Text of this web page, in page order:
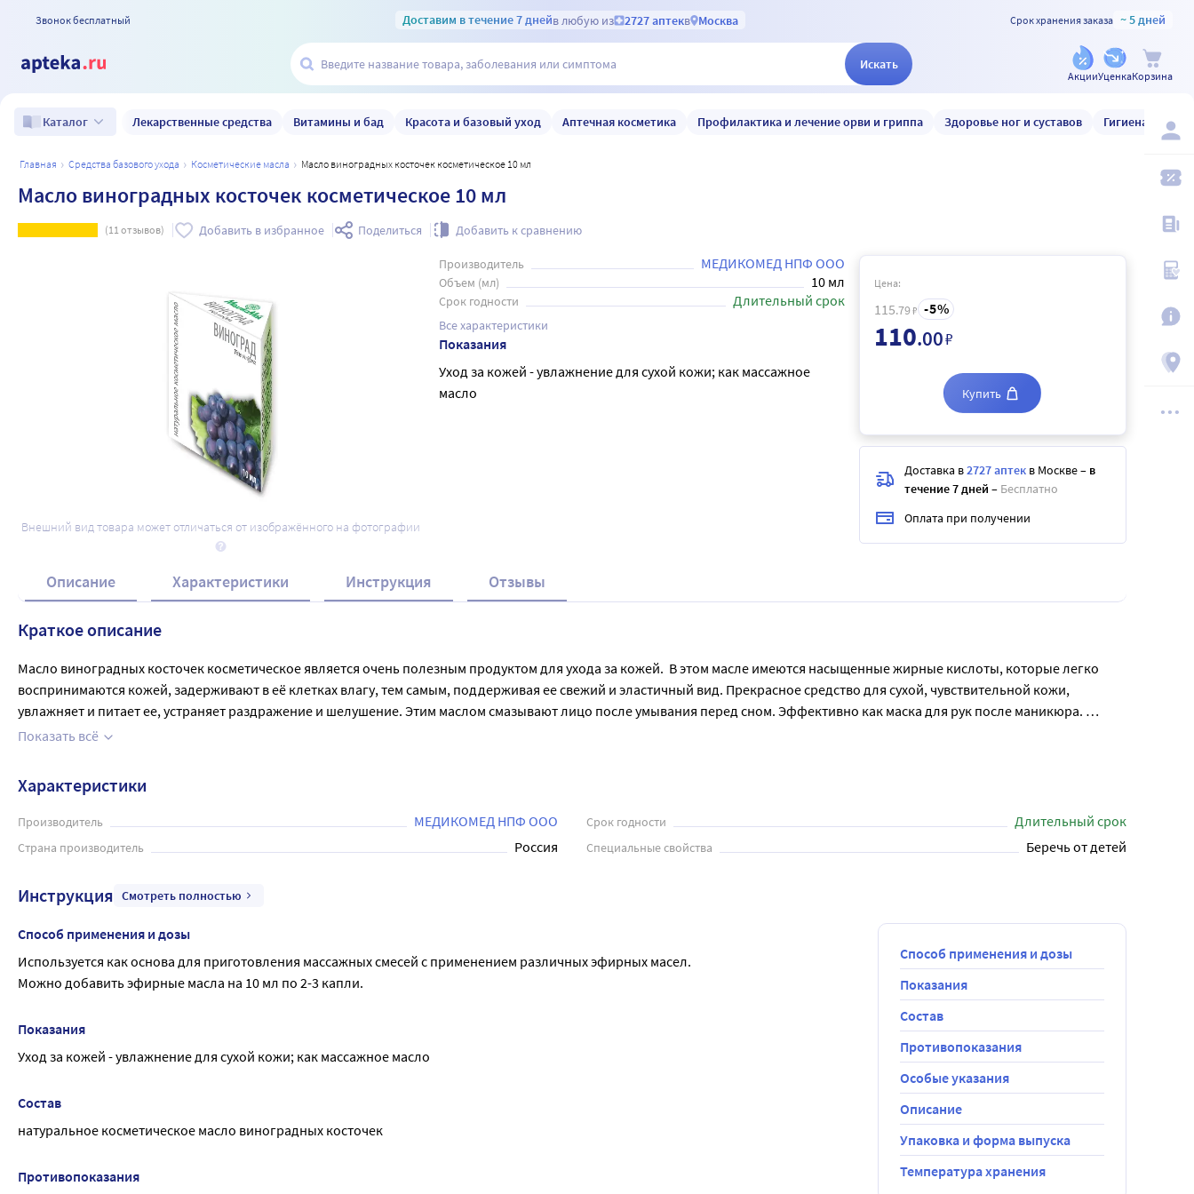
Звонок бесплатный Доставим в течение 7 днейв любую из 2727 аптекв Москва Срок хранения заказа ~ 5 дней
Искать
АкцииУценкаКорзина
Каталог Лекарственные средства Витамины и бад Красота и базовый уход Аптечная косметика Профилактика и лечение орви и гриппа Здоровье ног и суставов Гигиена и уход
главная средства базового ухода косметические масла Масло виноградных косточек косметическое 10 мл
Масло виноградных косточек косметическое 10 мл
(11отзывов) Добавить в избранное Поделиться Добавить к сравнению
Внешний вид товара может отличаться от изображённого на фотографии
Производитель МЕДИКОМЕД НПФ ООО
Объем (мл) 10 мл
Срок годности Длительный срок
Все характеристики
Показания
Уход за кожей - увлажнение для сухой кожи; как массажное
масло
Цена:
115.79₽ 5
110.00₽
Купить
Доставка в2727 аптек в Москве– в
течение 7 дней – Бесплатно
Оплата при получении
Описание Характеристики Инструкция Отзывы
Краткое описание
Масло виноградных косточек косметическое является очень полезным продуктом для ухода за кожей.  В этом масле имеются насыщенные жирные кислоты, которые легко
воспринимаются кожей, задерживают в её клетках влагу, тем самым, поддерживая ее свежий и эластичный вид. Прекрасное средство для сухой, чувствительной кожи,
увлажняет и питает ее, устраняет раздражение и шелушение. Этим маслом смазывают лицо после умывания перед сном. Эффективно как маска для рук после маникюра.
Массаж с использованием масла виноградной косточки доставит массу приятных ощущений. Применяется наружно как в чистом виде, так и в сочетании с эфирными маслами.
Показать всё
Характеристики
Производитель МЕДИКОМЕД НПФ ООО Срок годности Длительный срок
Страна производитель Россия Специальные свойства Беречь от детей
Инструкция Смотреть полностью
Способ применения и дозы
Используется как основа для приготовления массажных смесей с применением различных эфирных масел.
Можно добавить эфирные масла на 10 мл по 2-3 капли.
Показания
Уход за кожей - увлажнение для сухой кожи; как массажное масло
Состав
натуральное косметическое масло виноградных косточек
Противопоказания
Способ применения и дозы
Показания
Состав
Противопоказания
Особые указания
Описание
Упаковка и форма выпуска
Температура хранения